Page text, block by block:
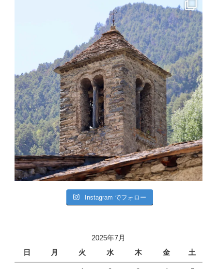
Instagram でフォロー
2025年7月
日
月 火 水 木 金 土